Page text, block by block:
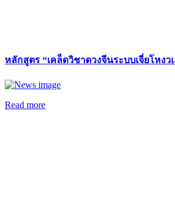
หลักสูตร “เคล็ดวิชาดวงจีนระบบเจี่ยโหงวเ
Read more